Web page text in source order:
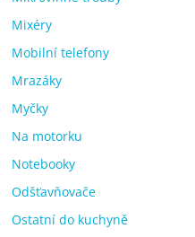
Mixéry
Mobilní telefony
Mrazáky
Myčky
Na motorku
Notebooky
Odšťavňovače
Ostatní do kuchyně